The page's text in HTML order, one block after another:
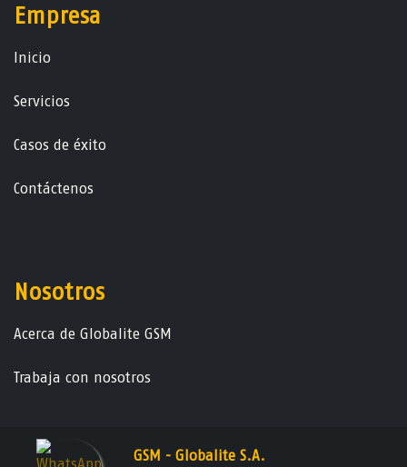
Empresa
Ini​ci​o
Servicios
Casos de éxito
Contáctenos
Nosotros
Acerca de Globalite GSM
Trabaja con nosotros
GSM - Globalite S.A.